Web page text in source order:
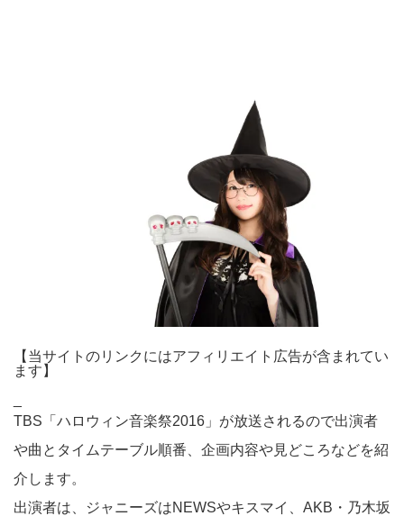
【当サイトのリンクにはアフィリエイト広告が含まれてい
ます】
TBS「ハロウィン音楽祭2016」が放送されるので出演者
や曲とタイムテーブル順番、企画内容や見どころなどを紹
介します。
出演者は、ジャニーズはNEWSやキスマイ、AKB・乃木坂